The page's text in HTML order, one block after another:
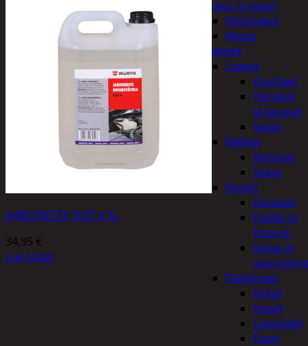
Laukut ja reput
Käsilaukut
Reput
Vaatteet
Lapset
Asusteet
Hanskat
ja lapaset
Sukat
Miehet
Hanskat
Sukat
Naiset
Hanskat
Paidat ja
housut
Sukat ja
Päähineet
Hatut
Huivit
Lippalakit
Pipot
JARRUNESTE DOT 4 5L
34,95 €
Lue Lisää